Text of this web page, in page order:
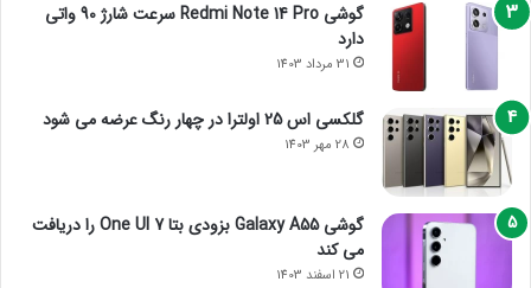
گوشی Redmi Note 14 Pro سرعت شارژ 90 واتی
دارد
31 مرداد 1403
گلکسی اس 25 اولترا در چهار رنگ عرضه می شود
28 مهر 1403
گوشی Galaxy A55 بزودی بتا One UI 7 را دریافت
می کند
21 اسفند 1403